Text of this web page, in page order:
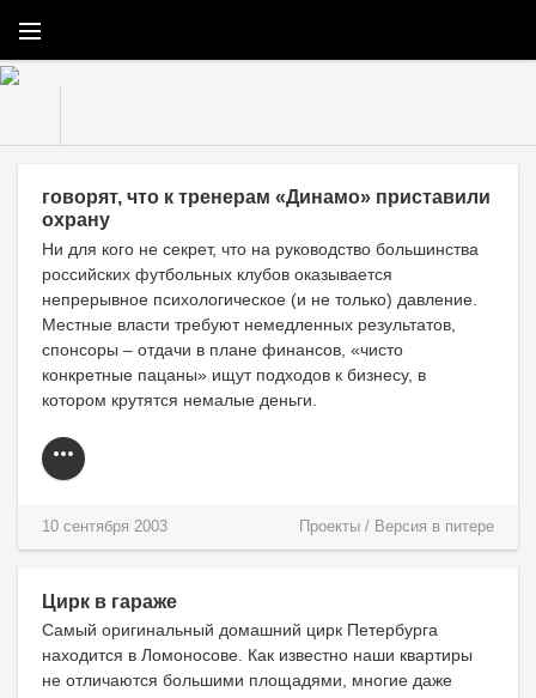
говорят, что к тренерам «Динамо» приставили
охрану
Ни для кого не секрет, что на руководство большинства
российских футбольных клубов оказывается
непрерывное психологическое (и не только) давление.
Местные власти требуют немедленных результатов,
спонсоры – отдачи в плане финансов, «чисто
конкретные пацаны» ищут подходов к бизнесу, в
котором крутятся немалые деньги.
Проекты / Версия в питере
10 сентября 2003
Цирк в гараже
Cамый оригинальный домашний цирк Петербурга
находится в Ломоносове. Как известно наши квартиры
не отличаются большими площадями, многие даже